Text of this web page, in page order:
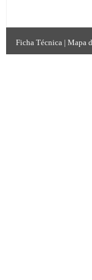
Ficha Técnica | Mapa